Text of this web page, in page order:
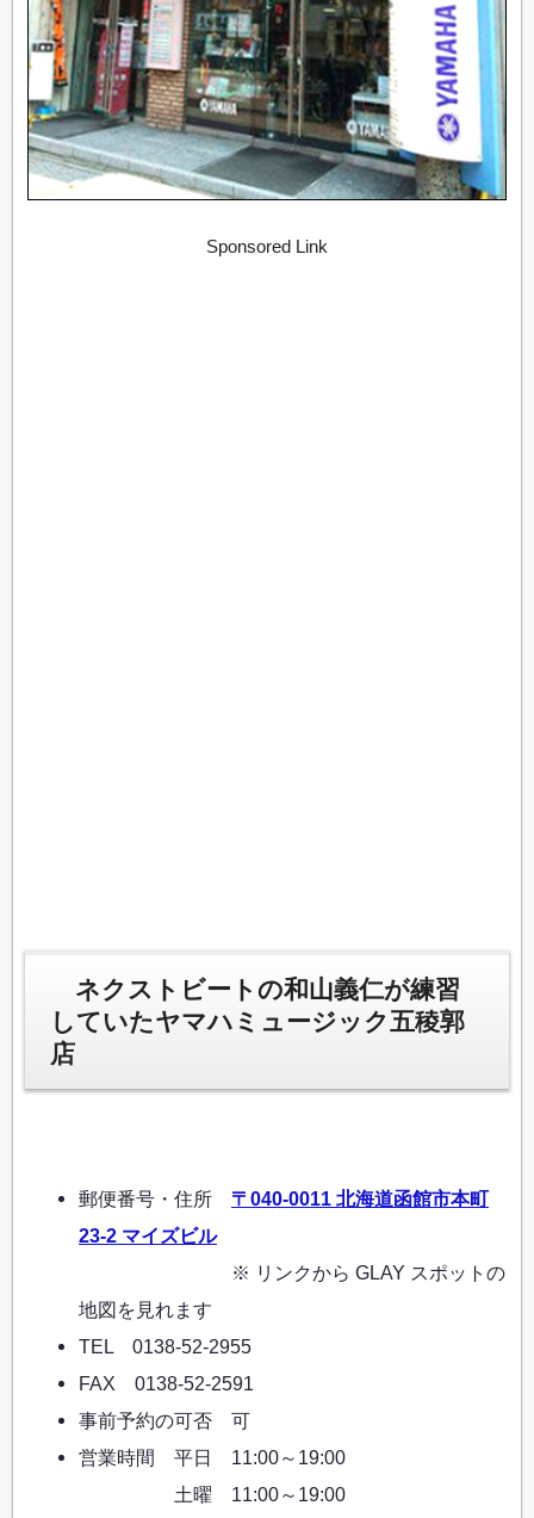
Sponsored Link
ネクストビートの和山義仁が練習
していたヤマハミュージック五稜郭
店
郵便番号・住所 〒040-0011 北海道函館市本町
23-2 マイズビル
※ リンクから GLAY スポットの
地図を見れます
TEL 0138-52-2955
FAX 0138-52-2591
事前予約の可否 可
営業時間 平日 11:00～19:00
土曜 11:00～19:00